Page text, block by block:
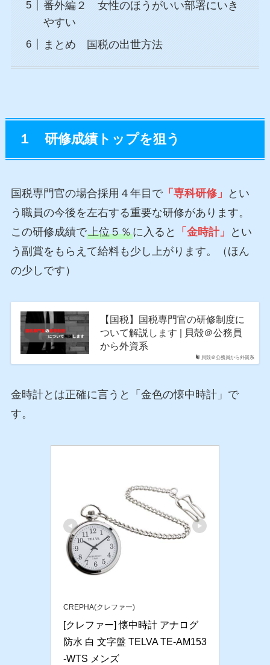
番外編２ 女性のほうがいい部署にいき
やすい
まとめ 国税の出世方法
１ 研修成績トップを狙う
国税専門官の場合採用４年目で「専科研修」
とい
う職員の今後を左右する重要な研修があります。
この研修成績で上位５％に入ると 「金時計」
とい
う副賞をもらえて給料も少し上がります。（ほん
の少しです）
貝殻＠公務員から外資系
【国税】国税専門官の研修制度に
ついて解説します | 貝殻＠公務員
から外資系
金時計とは正確に言うと「金色の懐中時計」で
す。
CREPHA(クレファー)
[クレファー] 懐中時計 アナログ
防水 白 文字盤 TELVA TE-AM153
-WTS メンズ